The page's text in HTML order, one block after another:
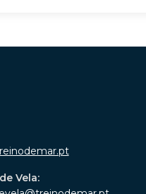
Vela: